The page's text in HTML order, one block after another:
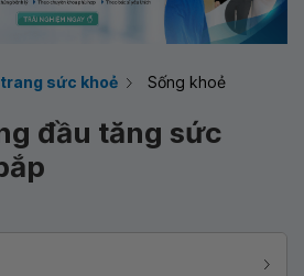
sức khoẻ Sống khoẻ
đầu tăng sức